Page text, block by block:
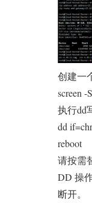
创建一
screen -
执行dd
dd
reboot
请按需
DD 操
断开。